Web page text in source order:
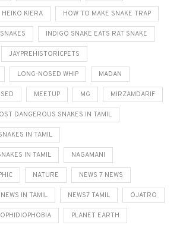
HEIKO KIERA HOW TO MAKE SNAKE TRAP
INDIGO SNAKE EATS RAT SNAKE
JAYPREHISTORICPETS
LONG-NOSED WHIP MADAN
MEETUP MG MIRZAMDARIF
DANGEROUS SNAKES IN TAMIL
IN TAMIL
IN TAMIL NAGAMANI
NATURE NEWS 7 NEWS
NEWS IN TAMIL NEWS7 TAMIL OJATRO
OPHIDIOPHOBIA PLANET EARTH